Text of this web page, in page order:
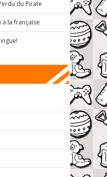
du Pirate
à la française